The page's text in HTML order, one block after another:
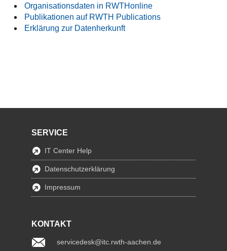
Organisationsdaten in RWTHonline
Publikationen auf RWTH Publications
Erklärung zur Datenherkunft
SERVICE
IT Center Help
Datenschutzerklärung
Impressum
KONTAKT
servicedesk@itc.rwth-aachen.de